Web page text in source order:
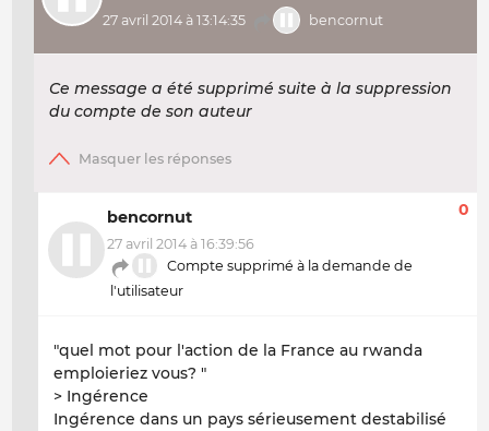
27 avril 2014 à 13:14:35 bencornut
Ce message a été supprimé suite à la suppression
du compte de son auteur
bencornut
27 avril 2014 à 16:39:56
Compte supprimé à la demande de
l'utilisateur
0
"quel mot pour l'action de la France au rwanda
emploieriez vous? "
> Ingérence
Ingérence dans un pays sérieusement destabilisé